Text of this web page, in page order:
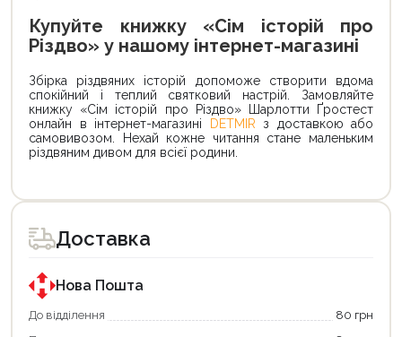
Купуйте книжку «Сім історій про
Різдво» у нашому інтернет-магазині
Збірка різдвяних історій допоможе створити вдома
спокійний і теплий святковий настрій. Замовляйте
книжку «Сім історій про Різдво» Шарлотти Ґростест
онлайн в інтернет-магазині
DETMIR з доставкою або
самовивозом. Нехай кожне читання стане маленьким
різдвяним дивом для всієї родини.
Доставка
Нова Пошта
До відділення
80 грн